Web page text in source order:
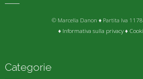
© Marcella Danon ♦ Partita Iva
♦ Informativa sulla privacy♦
Categorie